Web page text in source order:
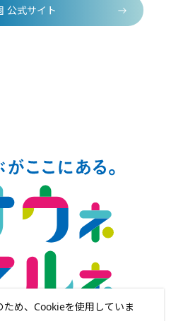
公式サイト
め、Cookieを使用していま